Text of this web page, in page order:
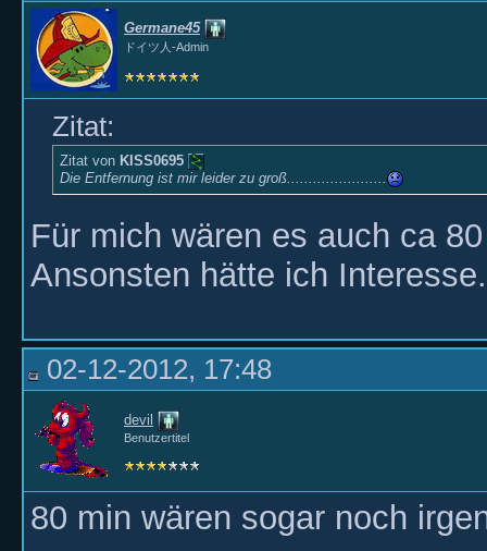
Germane45
ドイツ人-Admin
Zitat:
Zitat von KISS0695
Die Entfernung ist mir leider zu groß.......................
Für mich wären es auch ca
Ansonsten hätte ich Interesse.
02-12-2012, 17:48
devil
Benutzertitel
80 min wären sogar noch